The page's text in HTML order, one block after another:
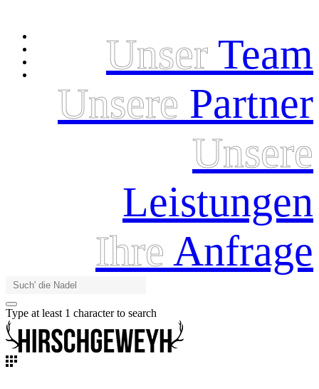
Unser Team
Unsere Partner
Unsere
Leistungen
Ihre Anfrage
Type at least 1 character to search